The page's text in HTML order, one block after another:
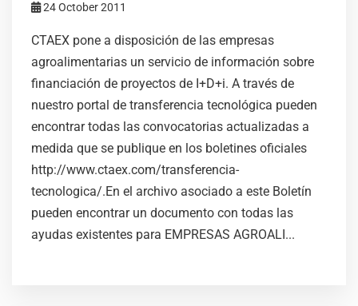
24 October 2011
CTAEX pone a disposición de las empresas
agroalimentarias un servicio de información sobre
financiación de proyectos de I+D+i. A través de
nuestro portal de transferencia tecnológica pueden
encontrar todas las convocatorias actualizadas a
medida que se publique en los boletines oficiales
http://www.ctaex.com/transferencia-
tecnologica/.En el archivo asociado a este Boletín
pueden encontrar un documento con todas las
ayudas existentes para EMPRESAS AGROALI...